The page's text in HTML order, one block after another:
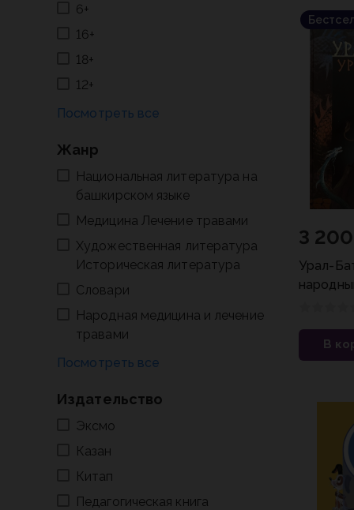
6+
16+
18+
12+
Жанр
Национальная литература на
башкирском языке
Медицина Лечение травами
Художественная литература
Историческая литература
Словари
Народная медицина и лечение
травами
Издательство
Эксмо
Казан
Китап
Педагогическая книга
3
Урал-
В